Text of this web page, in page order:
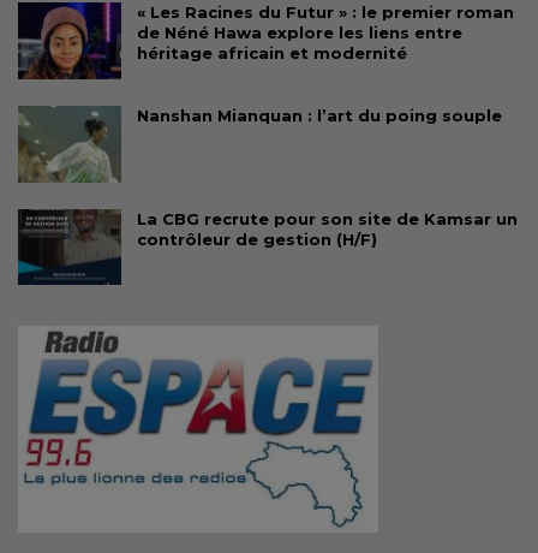
« Les Racines du Futur » : le premier roman
de Néné Hawa explore les liens entre
héritage africain et modernité
Nanshan Mianquan : l’art du poing souple
La CBG recrute pour son site de Kamsar un
contrôleur de gestion (H/F)